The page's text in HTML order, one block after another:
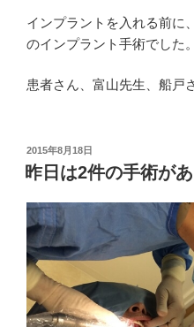
インプラントを入れる前に
のインプラント手術でした
患者さん、富山先生、船戸
投
稿
日:
2015年8月18日
昨日は2件の手術が